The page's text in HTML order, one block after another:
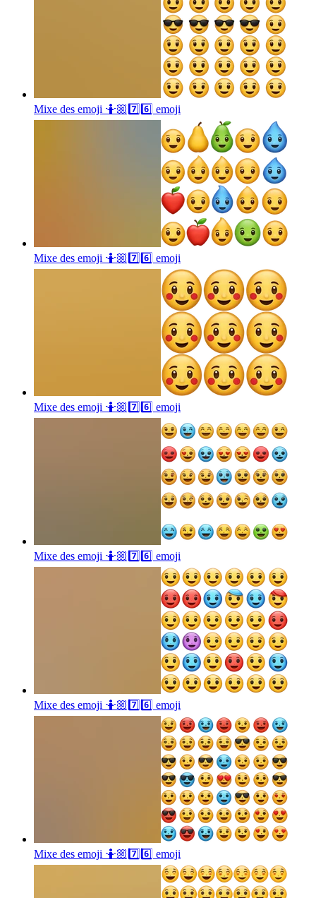
Mixe des emoji 🤷🏼7️⃣6️⃣ emoji
Mixe des emoji 🤷🏼7️⃣6️⃣ emoji
Mixe des emoji 🤷🏼7️⃣6️⃣ emoji
Mixe des emoji 🤷🏼7️⃣6️⃣ emoji
Mixe des emoji 🤷🏼7️⃣6️⃣ emoji
Mixe des emoji 🤷🏼7️⃣6️⃣ emoji